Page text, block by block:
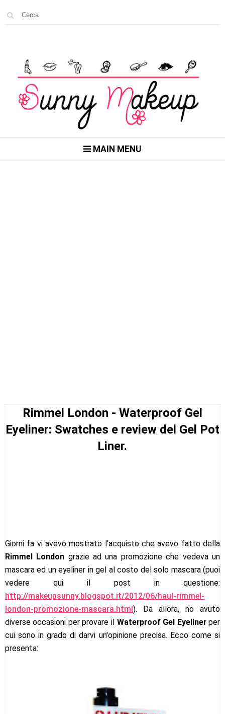
MAIN MENU
Rimmel London - Waterproof Gel
Eyeliner: Swatches e review del Gel Pot
Liner.
Giorni fa vi avevo mostrato l'acquisto che avevo fatto della
Rimmel London grazie ad una promozione che vedeva un
mascara ed un eyeliner in gel al costo del solo mascara (puoi
vedere qui il post in questione:
http://makeupsunny.blogspot.it/2012/06/haul-rimmel-
london-promozione-mascara.html ). Da allora, ho avuto
diverse occasioni per provare il Waterproof Gel Eyelinerper
cui sono in grado di darvi un'opinione precisa. Ecco come si
presenta: